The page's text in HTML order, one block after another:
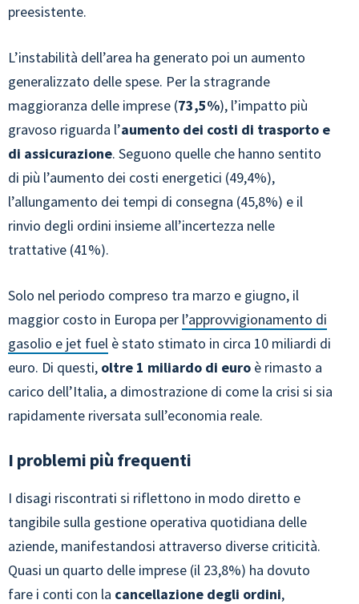
preesistente.
L’instabilità dell’area ha generato poi un aumento
generalizzato delle spese. Per la stragrande
maggioranza delle imprese (73,5%), l’impatto più
gravoso riguarda l’aumento dei costi di trasporto e
di assicurazione. Seguono quelle che hanno sentito
di più l’aumento dei costi energetici (49,4%),
l’allungamento dei tempi di consegna (45,8%) e il
rinvio degli ordini insieme all’incertezza nelle
trattative (41%).
Solo nel periodo compreso tra marzo e giugno, il
maggior costo in Europa per l’approvvigionamento di
gasolio e jet fuel è stato stimato in circa 10 miliardi di
euro. Di questi, oltre 1 miliardo di euro è rimasto a
carico dell’Italia, a dimostrazione di come la crisi si sia
rapidamente riversata sull’economia reale.
I problemi più frequenti
I disagi riscontrati si riflettono in modo diretto e
tangibile sulla gestione operativa quotidiana delle
aziende, manifestandosi attraverso diverse criticità.
Quasi un quarto delle imprese (il 23,8%) ha dovuto
fare i conti con la cancellazione degli ordini,